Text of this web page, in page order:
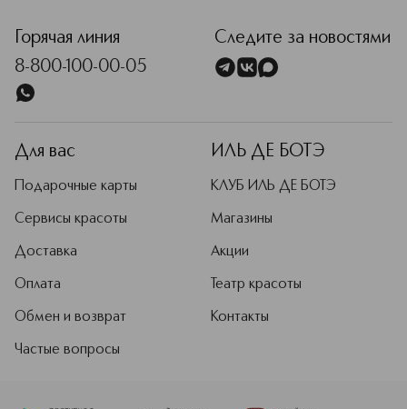
Горячая линия
8-800-100-00-05
Следите за новостями
Для вас
Подарочные карты
Сервисы красоты
Доставка
Оплата
Обмен и возврат
Частые вопросы
ИЛЬ ДЕ БОТЭ
КЛУБ ИЛЬ ДЕ БОТЭ
Магазины
Акции
Театр красоты
Контакты